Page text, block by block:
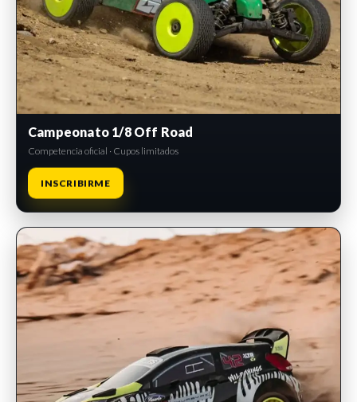
Campeonato 1/8 Off Road
Competencia oficial · Cupos limitados
INSCRIBIRME
INSCRIPCIONES ABIERTAS